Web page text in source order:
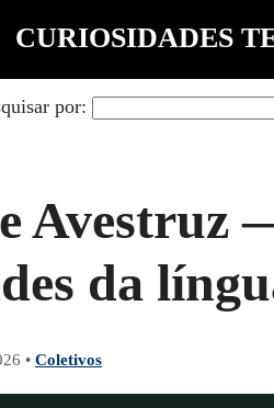
CURIOSIDADES
por:
Avestruz
da
• Coletivos